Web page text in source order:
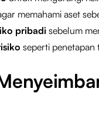
memahami aset
pribadi sebelum
seperti